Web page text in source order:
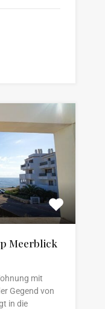
Meerblick
mit
Gegend von
in die